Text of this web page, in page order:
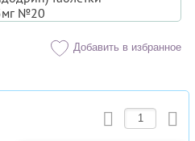
Добавить в избранное